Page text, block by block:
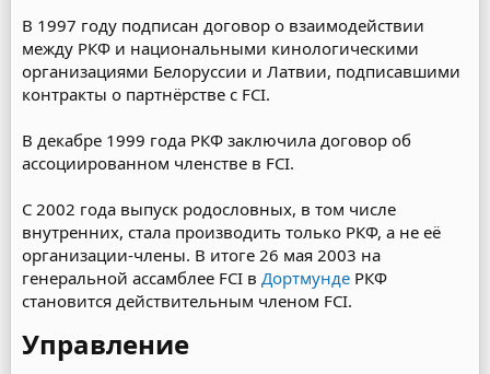
В 1997 году подписан договор о взаимодействии
между РКФ и национальными кинологическими
организациями Белоруссии и Латвии, подписавшими
контракты о партнёрстве с FCI.
В декабре 1999 года РКФ заключила договор об
ассоциированном членстве в FCI.
С 2002 года выпуск родословных, в том числе
внутренних, стала производить только РКФ, а не её
организации-члены. В итоге 26 мая 2003 на
генеральной ассамблее FCI в Дортмунде РКФ
становится действительным членом FCI.
Управление​